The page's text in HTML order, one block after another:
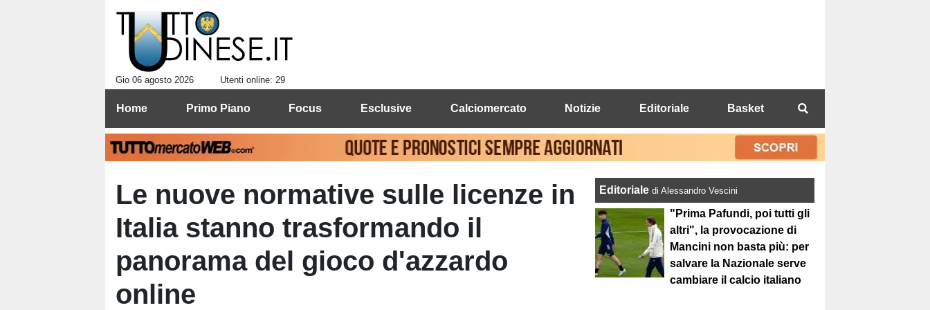
Gio 06 agosto 2026 Utenti online: 29
Home Primo Piano Focus Esclusive Calciomercato Notizie Editoriale Basket
Le nuove normative sulle licenze in
Italia stanno trasformando il
panorama del gioco d'azzardo
online
Editorialedi Alessandro Vescini
"Prima Pafundi, poi tutti gli
altri", la provocazione di
Mancini non basta più: per
salvare la Nazionale serve
cambiare il calcio italiano